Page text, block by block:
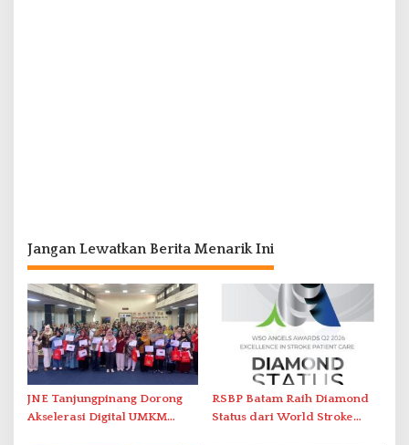
Jangan Lewatkan Berita Menarik Ini
JNE Tanjungpinang Dorong
Akselerasi Digital UMKM
RSBP Batam Raih Diamond
Status dari World Stroke